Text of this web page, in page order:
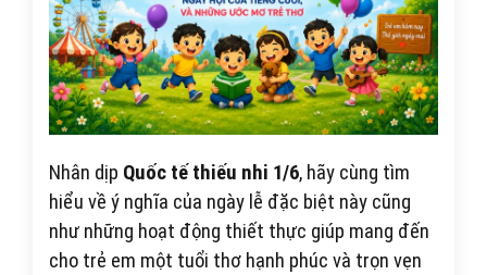
Nhân dịp Quốc tế thiếu nhi 1/6, hãy cùng tìm
hiểu về ý nghĩa của ngày lễ đặc biệt này cũng
như những hoạt động thiết thực giúp mang đến
cho trẻ em một tuổi thơ hạnh phúc và trọn vẹn